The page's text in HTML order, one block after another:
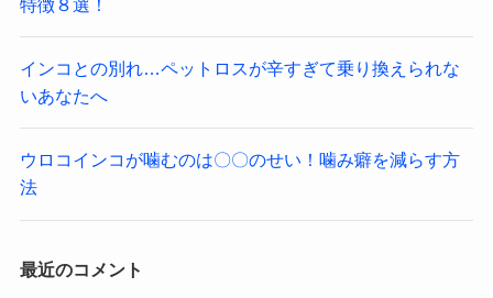
特徴８選！
インコとの別れ…ペットロスが辛すぎて乗り換えられな
いあなたへ
ウロコインコが噛むのは〇〇のせい！噛み癖を減らす方
法
最近のコメント